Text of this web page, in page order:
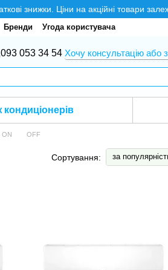
знижки. Ціни на акційні товари
Бренди Угода користувача
093 053 34 54 Хочу консультацію або
кондиціонерів
ON OFF
Сортування: за